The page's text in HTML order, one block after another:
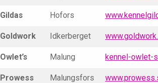
Gildas Hofors
Goldwork Idkerberget
Owlet’s Malung kennel-owlet-
Prowess Malungsfors